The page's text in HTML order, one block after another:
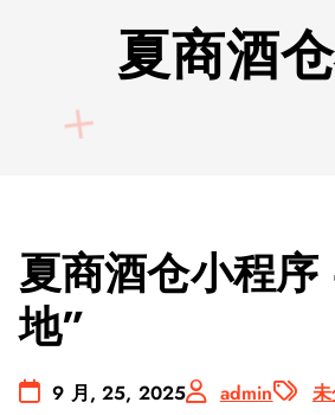
夏商酒
夏商酒仓小程
地”
9 月, 25, 2025 admin